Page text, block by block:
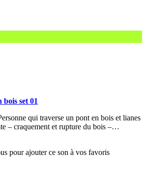
bois set 01
qui traverse un pont en bois et lianes
– craquement et rupture du bois –…